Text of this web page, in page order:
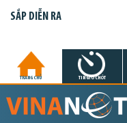
SẮP DIỄN RA
TRANG CHỦ TIN GIỜ CHÓT